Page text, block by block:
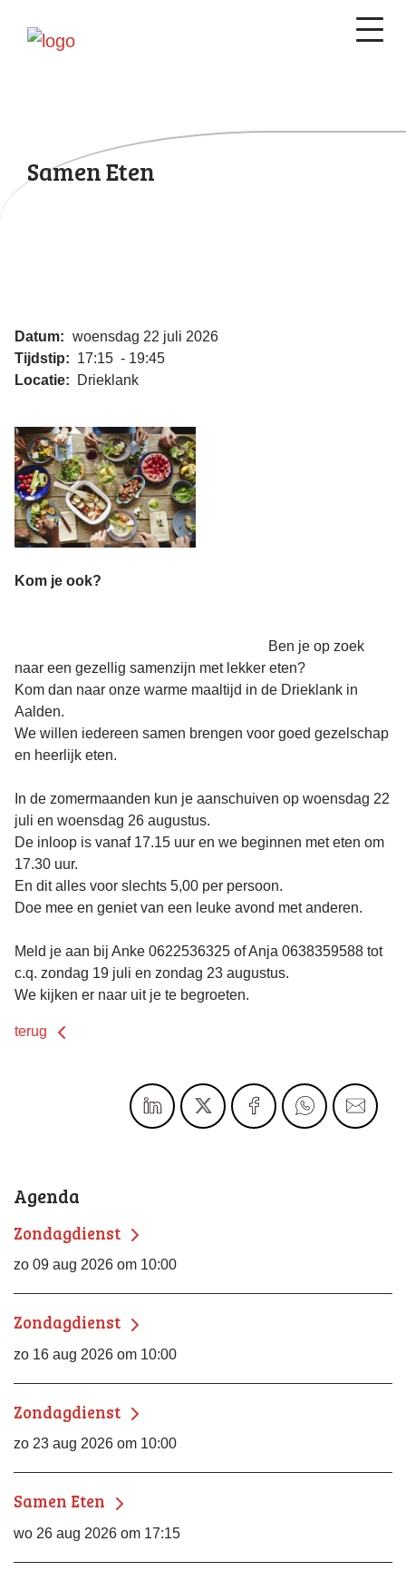
Samen Eten
Datum: woensdag 22 juli 2026
Tijdstip: 17:15 - 19:45
Locatie: Drieklank
Kom je ook?
Ben je op zoek
naar een gezellig samenzijn met lekker eten?
Kom dan naar onze warme maaltijd in de Drieklank in
Aalden.
We willen iedereen samen brengen voor goed gezelschap
en heerlijk eten.
In de zomermaanden kun je aanschuiven op woensdag 22
juli en woensdag 26 augustus.
De inloop is vanaf 17.15 uur en we beginnen met eten om
17.30 uur.
En dit alles voor slechts 5,00 per persoon.
Doe mee en geniet van een leuke avond met anderen.
Meld je aan bij Anke 0622536325 of Anja 0638359588 tot
c.q. zondag 19 juli en zondag 23 augustus.
We kijken er naar uit je te begroeten.
terug
Agenda
Zondagdienst
zo 09 aug 2026 om 10:00
Zondagdienst
zo 16 aug 2026 om 10:00
Zondagdienst
zo 23 aug 2026 om 10:00
Samen Eten
wo 26 aug 2026 om 17:15